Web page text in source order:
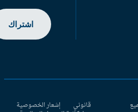
اشتراك
قانوني إشعار الخصوصية